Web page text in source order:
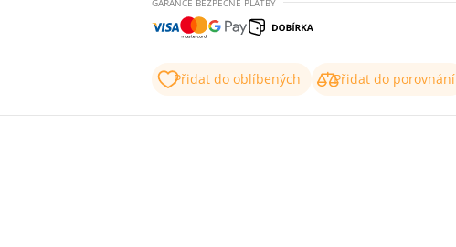
GARANCE BEZPEČNÉ PLATBY
Přidat do oblíbených
Přidat do porovnání